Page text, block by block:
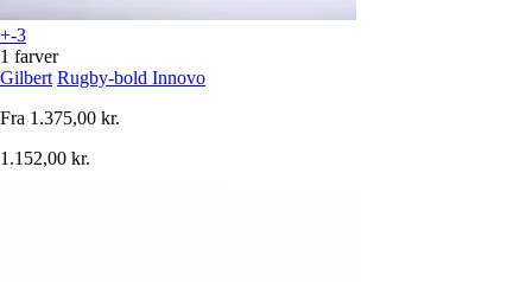
+-3
1 farver
Gilbert Rugby-bold Innovo
Fra 1.375,00 kr.
1.152,00 kr.